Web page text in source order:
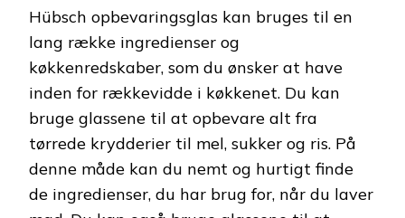
Hübsch opbevaringsglas kan bruges til en
lang række ingredienser og
køkkenredskaber, som du ønsker at have
inden for rækkevidde i køkkenet. Du kan
bruge glassene til at opbevare alt fra
tørrede krydderier til mel, sukker og ris. På
denne måde kan du nemt og hurtigt finde
de ingredienser, du har brug for, når du laver